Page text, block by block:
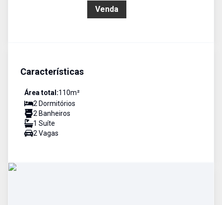
Venda
Características
Área total:110m²
2 Dormitórios
2 Banheiros
1 Suíte
2 Vagas